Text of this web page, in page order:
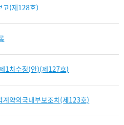
고(제128호)
1차수정(안)(제127호)
계약의국내부보조치(제123호)